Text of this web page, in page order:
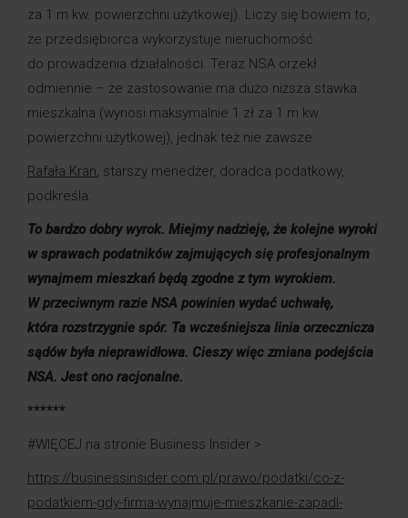
za 1 m kw. powierzchni użytkowej). Liczy się bowiem to,
że przedsiębiorca wykorzystuje nieruchomość
do prowadzenia działalności. Teraz NSA orzekł
odmiennie – że zastosowanie ma dużo niższa stawka
mieszkalna (wynosi maksymalnie 1 zł za 1 m kw.
powierzchni użytkowej), jednak też nie zawsze.
Rafała Kran, starszy menedżer, doradca podatkowy,
podkreśla:
To bardzo dobry wyrok. Miejmy nadzieję, że kolejne wyroki
w sprawach podatników zajmujących się profesjonalnym
wynajmem mieszkań będą zgodne z tym wyrokiem.
W przeciwnym razie NSA powinien wydać uchwałę,
która rozstrzygnie spór. Ta wcześniejsza linia orzecznicza
sądów była nieprawidłowa. Cieszy więc zmiana podejścia
NSA. Jest ono racjonalne.
******
#WIĘCEJ na stronie Business Insider >
https://businessinsider.com.pl/prawo/podatki/co-z-
podatkiem-gdy-firma-wynajmuje-mieszkanie-zapadl-